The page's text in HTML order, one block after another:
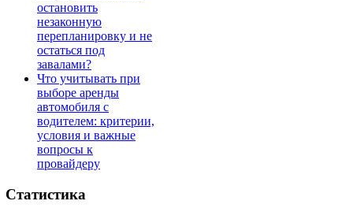
остановить
незаконную
перепланировку и не
остаться под
завалами?
Что учитывать при
выборе аренды
автомобиля с
водителем: критерии,
условия и важные
вопросы к
провайдеру
Статистика